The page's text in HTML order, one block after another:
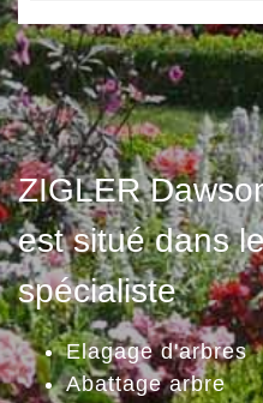
ZIGLER
est situé dans
spécialiste
Elagage d'arbres
Abattage arbre